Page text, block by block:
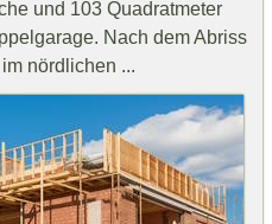
und 103 Quadratmeter
Nach dem Abriss
nördlichen ...